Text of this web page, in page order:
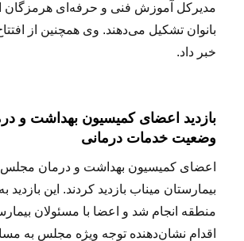
مدیرکل آموزش فنی و حرفه‌ای هرمزگان
بانوان تشکیل می‌دهند. وی همچنین از
خبر داد.
بازدید اعضای کمیسیون بهداشت و
وضعیت خدمات درمانی
اعضای کمیسیون بهداشت و درمان مجلس
بیمارستان میناب بازدید کردند. این
منطقه انجام شد و اعضا با مسئولان
اقدام نشان‌دهنده توجه ویژه مجلس به